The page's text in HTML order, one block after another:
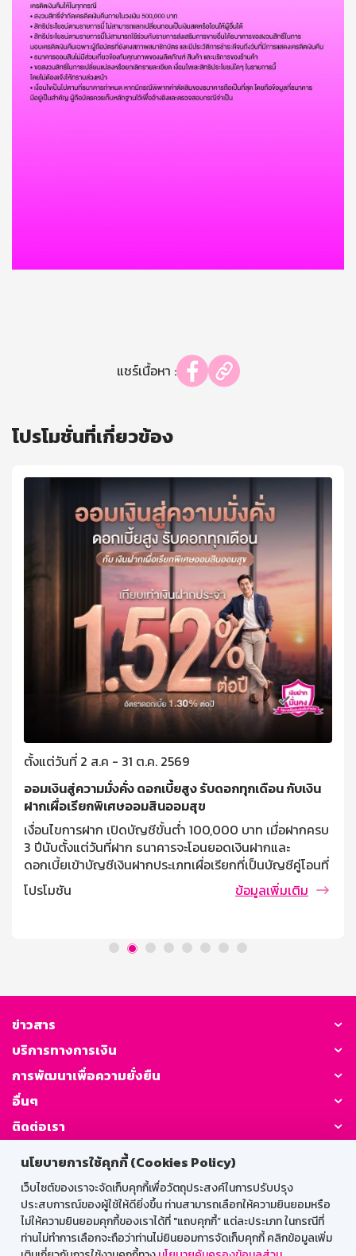
นโยบายการใช้คุกกี้ (Cookies Policy)
เว็บไซต์ของเราจะจัดเก็บคุกกี้เพื่อวัตถุประสงค์ในการปรับปรุง
ประสบการณ์ของผู้ใช้ให้ดียิ่งขึ้น ท่านสามารถเลือกให้ความยินยอมหรือ
ไม่ให้ความยินยอมคุกกี้ของเราได้ที่ "แถบคุกกี้” แต่ละประเภท ในกรณีที่
ท่านไม่ทำการเลือกจะถือว่าท่านไม่ยินยอมการจัดเก็บคุกกี้ คลิกข้อมูลเพิ่ม
แชร์เนื้อหา :
โปรโมชั่นที่เกี่ยวข้อง
ตั้งแต่วันที่ 2 ส.ค - 31 ต.ค. 2569
ออมเงินสู่ความมั่งคั่ง ดอกเบี้ยสูง รับดอกทุกเดือน กับเงิน
ฝากเผื่อเรียกพิเศษออมสินออมสุข
เงื่อนไขการฝาก เปิดบัญชีขั้นต่ำ 100,000 บาท เมื่อฝากครบ
3 ปีนับตั้งแต่วันที่ฝาก ธนาคารจะโอนยอดเงินฝากและ
ดอกเบี้ยเข้าบัญชีเงินฝากประเภทเผื่อเรียกที่เป็นบัญชีคู่โอนที่
ผู้ฝากแจ้งไว้ ฝากครั้งละไม่ต่ำกว่า 10,000 บาท ไม่จำกัด
วงเงินรับฝากสูงสุด บุคคลธรรมดาที่มีอายุตั้งแต่ 7 ปี ขึ้นไป
ครั้งละเท่าใดก็ได้ ถอนหรือปิดบัญชีก่อนฝากครบ 3 ปี จำนวน
ที่ลงรับไปแล้วธนาคารจะไม่เรียกคืน ภาษี ณ ที่จ่าย บุคคล
ธรรมดาไม่เสียภาษี นิติบุคคลหักภาษี ณ ที่จ่าย ตามประกาศ
กรมสรรพากร ระยะเวลาจ่ายดอกเบี้ย จ่ายดอกเบี้ยทุกเดือน
โดยโอนเข้าบัญชีเงินฝากประเภทเผื่อเรียกที่เป็นบัญชีคู่โอน
โปรโมชัน ข้อมูลเพิ่มเติม
ข่าวสาร
บริการทางการเงิน
การพัฒนาเพื่อความยั่งยืน
อื่นๆ
ติดต่อเรา
GSB Society:
สำหรับพนักงาน